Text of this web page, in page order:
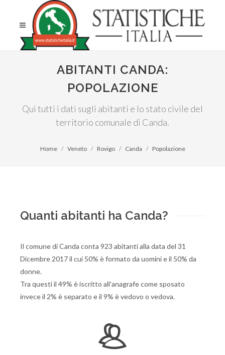
ABITANTI CANDA:
POPOLAZIONE
Qui tutti i dati sugli abitanti e lo stato civile del
territorio comunale di Canda.
Home Veneto Rovigo Canda Popolazione
Quanti abitanti ha Canda?
Il comune di Canda conta 923 abitanti alla data del 31
Dicembre 2017 il cui 50% è formato da uomini e il 50% da
donne.
Tra questi il 49% è iscritto all'anagrafe come sposato
invece il 2% è separato e il 9% è vedovo o vedova.